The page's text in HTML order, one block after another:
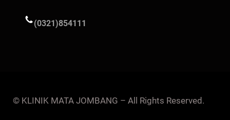
(0321)854111
© KLINIK MATA JOMBANG – All Rights Reserved.